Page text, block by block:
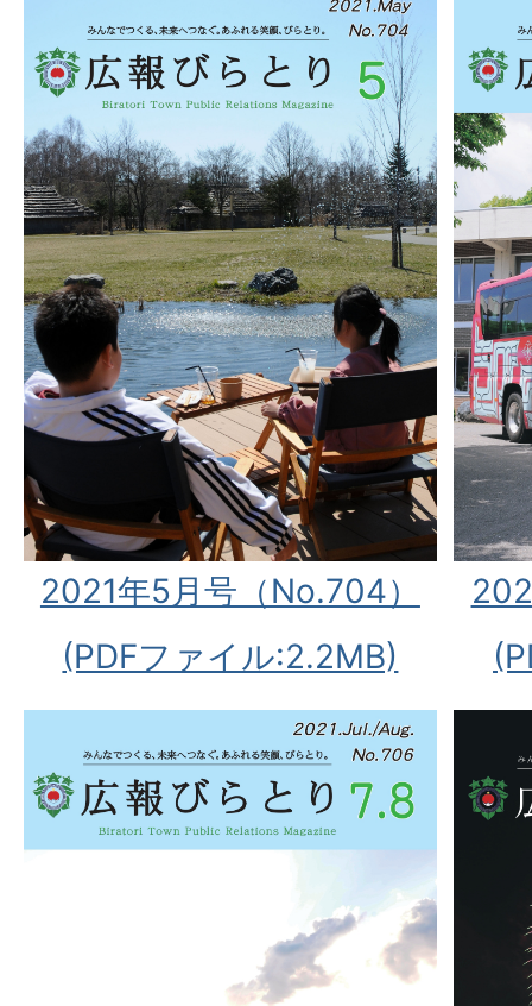
2021年5月号（No.704）
(PDFファイル:2.2MB)